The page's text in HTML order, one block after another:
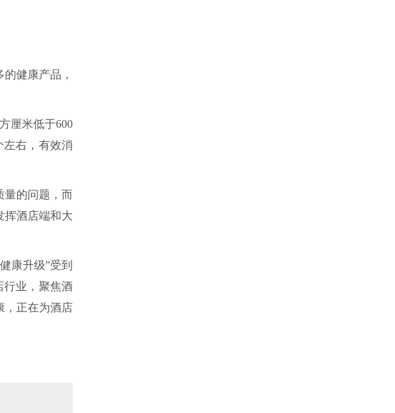
健康产品，
厘米低于600
左右，有效消
的问题，而
挥酒店端和大
康升级”受到
行业，聚焦酒
，正在为酒店